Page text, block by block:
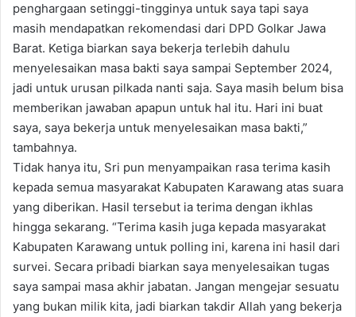
penghargaan setinggi-tingginya untuk saya tapi saya
masih mendapatkan rekomendasi dari DPD Golkar Jawa
Barat. Ketiga biarkan saya bekerja terlebih dahulu
menyelesaikan masa bakti saya sampai September 2024,
jadi untuk urusan pilkada nanti saja. Saya masih belum bisa
memberikan jawaban apapun untuk hal itu. Hari ini buat
saya, saya bekerja untuk menyelesaikan masa bakti,”
tambahnya.
Tidak hanya itu, Sri pun menyampaikan rasa terima kasih
kepada semua masyarakat Kabupaten Karawang atas suara
yang diberikan. Hasil tersebut ia terima dengan ikhlas
hingga sekarang. “Terima kasih juga kepada masyarakat
Kabupaten Karawang untuk polling ini, karena ini hasil dari
survei. Secara pribadi biarkan saya menyelesaikan tugas
saya sampai masa akhir jabatan. Jangan mengejar sesuatu
yang bukan milik kita, jadi biarkan takdir Allah yang bekerja